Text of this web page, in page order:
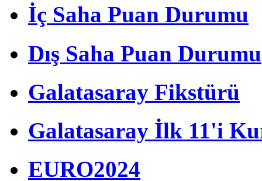
İç Saha Puan Durumu
Dış Saha Puan Durumu
Galatasaray Fikstürü
Galatasaray İlk 11'i
EURO2024